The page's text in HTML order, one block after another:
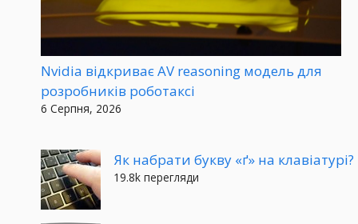
Nvidia відкриває AV reasoning модель для
розробників роботаксі
6 Серпня, 2026
Як набрати букву «ґ» на клавіатурі?
19.8k перегляди